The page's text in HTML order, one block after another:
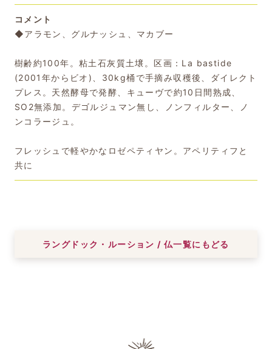
コメント
◆アラモン、グルナッシュ、マカブー
樹齢約100年。粘土石灰質土壌。区画：La bastide
(2001年からビオ)、30kg桶で手摘み収穫後、ダイレクト
プレス。天然酵母で発酵、キューヴで約10日間熟成、
SO2無添加。デゴルジュマン無し、ノンフィルター、ノ
ンコラージュ。
フレッシュで軽やかなロゼペティヤン。アペリティフと
共に
ラングドック・ルーション / 仏一覧にもどる